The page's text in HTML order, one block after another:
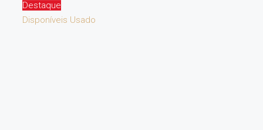
Destaque
Disponíveis Usado